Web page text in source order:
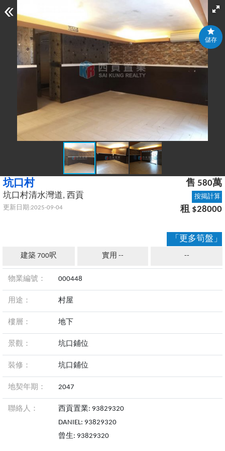
儲存
坑口村
坑口村清水灣道, 西貢
更新日期:2025-09-04
售 580萬
按揭計算
租 $28000
「更多筍盤」
建築 700呎 實用 -- --
物業編號： 000448
用途： 村屋
樓層： 地下
景觀： 坑口鋪位
裝修： 坑口鋪位
地契年期： 2047
聯絡人：
西貢置業: 93829320
DANIEL: 93829320
曾生: 93829320